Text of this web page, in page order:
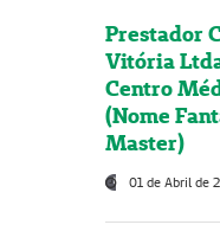
Prestador
Vitória
Centro
(Nome
Master)
01 de Abril de